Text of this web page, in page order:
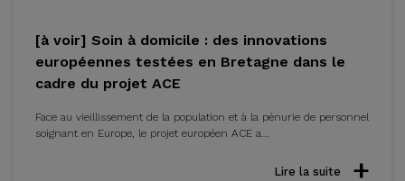
[à voir] Soin à domicile : des innovations
européennes testées en Bretagne dans le
cadre du projet ACE
Face au vieillissement de la population et à la pénurie de personnel
soignant en Europe, le projet européen ACE a...
Lire la suite